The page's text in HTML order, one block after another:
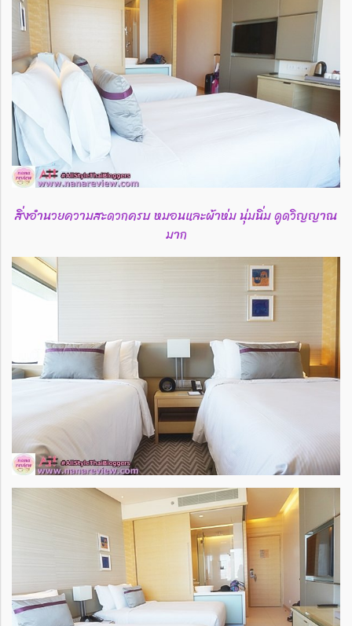
สิ่งอำนวยความสะดวกครบ หมอนและผ้าห่ม นุ่มนิ่ม ดูดวิญญาณ
มาก